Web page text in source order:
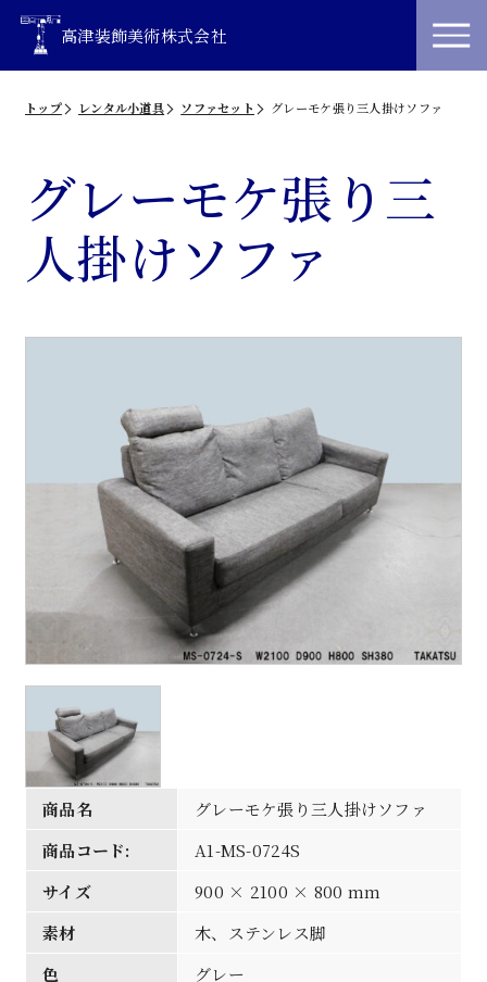
高津装飾美術株式会社
トップ レンタル小道具 ソファセット グレーモケ張り三人掛けソファ
グレーモケ張り三
人掛けソファ
商品名
グレーモケ張り三人掛けソファ
商品コード:
A1-MS-0724S
サイズ
900 × 2100 × 800 mm
素材
木、ステンレス脚
色
グレー